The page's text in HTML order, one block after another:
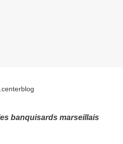
banquisards marseillais